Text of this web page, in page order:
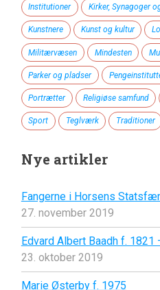
Institutioner Kirker, Synagoger
Kunstnere Kunst og kultur
Militærvæsen Mindesten
Parker og pladser
Portrætter Religiøse samfund
Sport Teglværk Traditioner
Nye artikler
Fangerne i Horsens
27. november 2019
Edvard Albert Baadh f. 1821
23. oktober 2019
Marie Østerby f. 1975